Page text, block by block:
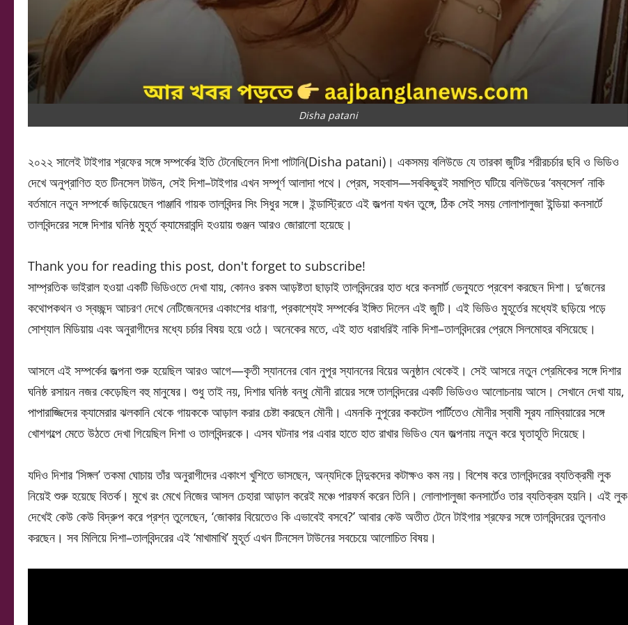
Disha patani
২০২২ সালেই টাইগার শ্রফের সঙ্গে সম্পর্কের ইতি টেনেছিলেন দিশা পাটানি(Disha patani)। একসময় বলিউডে যে তারকা জুটির শরীরচর্চার ছবি ও ভিডিও
দেখে অনুপ্রাণিত হত টিনসেল টাউন, সেই দিশা–টাইগার এখন সম্পূর্ণ আলাদা পথে। প্রেম, সহবাস—সবকিছুরই সমাপ্তি ঘটিয়ে বলিউডের ‘বম্বসেল’ নাকি
বর্তমানে নতুন সম্পর্কে জড়িয়েছেন পাঞ্জাবি গায়ক তালবিন্দর সিং সিধুর সঙ্গে। ইন্ডাস্ট্রিতে এই জল্পনা যখন তুঙ্গে, ঠিক সেই সময় লোলাপালুজা ইন্ডিয়া কনসার্টে
তালবিন্দরের সঙ্গে দিশার ঘনিষ্ঠ মুহূর্ত ক্যামেরাবন্দি হওয়ায় গুঞ্জন আরও জোরালো হয়েছে।
Thank you for reading this post, don't forget to subscribe!
সাম্প্রতিক ভাইরাল হওয়া একটি ভিডিওতে দেখা যায়, কোনও রকম আড়ষ্টতা ছাড়াই তালবিন্দরের হাত ধরে কনসার্ট ভেন্যুতে প্রবেশ করছেন দিশা। দু’জনের
কথোপকথন ও স্বচ্ছন্দ আচরণ দেখে নেটিজেনদের একাংশের ধারণা, প্রকাশ্যেই সম্পর্কের ইঙ্গিত দিলেন এই জুটি। এই ভিডিও মুহূর্তের মধ্যেই ছড়িয়ে পড়ে
সোশ্যাল মিডিয়ায় এবং অনুরাগীদের মধ্যে চর্চার বিষয় হয়ে ওঠে। অনেকের মতে, এই হাত ধরাধরিই নাকি দিশা–তালবিন্দরের প্রেমে সিলমোহর বসিয়েছে।
আসলে এই সম্পর্কের জল্পনা শুরু হয়েছিল আরও আগে—কৃতী স্যাননের বোন নুপূর স্যাননের বিয়ের অনুষ্ঠান থেকেই। সেই আসরে নতুন প্রেমিকের সঙ্গে দিশার
ঘনিষ্ঠ রসায়ন নজর কেড়েছিল বহু মানুষের। শুধু তাই নয়, দিশার ঘনিষ্ঠ বন্ধু মৌনী রায়ের সঙ্গে তালবিন্দরের একটি ভিডিওও আলোচনায় আসে। সেখানে দেখা যায়,
পাপারাজ্জিদের ক্যামেরার ঝলকানি থেকে গায়ককে আড়াল করার চেষ্টা করছেন মৌনী। এমনকি নুপূরের ককটেল পার্টিতেও মৌনীর স্বামী সূরয নাম্বিয়ারের সঙ্গে
খোশগল্পে মেতে উঠতে দেখা গিয়েছিল দিশা ও তালবিন্দরকে। এসব ঘটনার পর এবার হাতে হাত রাখার ভিডিও যেন জল্পনায় নতুন করে ঘৃতাহূতি দিয়েছে।
যদিও দিশার ‘সিঙ্গল’ তকমা ঘোচায় তাঁর অনুরাগীদের একাংশ খুশিতে ভাসছেন, অন্যদিকে নিন্দুকদের কটাক্ষও কম নয়। বিশেষ করে তালবিন্দরের ব্যতিক্রমী লুক
নিয়েই শুরু হয়েছে বিতর্ক। মুখে রং মেখে নিজের আসল চেহারা আড়াল করেই মঞ্চে পারফর্ম করেন তিনি। লোলাপালুজা কনসার্টেও তার ব্যতিক্রম হয়নি। এই লুক
দেখেই কেউ কেউ বিদ্রুপ করে প্রশ্ন তুলেছেন, ‘জোকার বিয়েতেও কি এভাবেই বসবে?’ আবার কেউ অতীত টেনে টাইগার শ্রফের সঙ্গে তালবিন্দরের তুলনাও
করছেন। সব মিলিয়ে দিশা–তালবিন্দরের এই ‘মাখামাখি’ মুহূর্ত এখন টিনসেল টাউনের সবচেয়ে আলোচিত বিষয়।